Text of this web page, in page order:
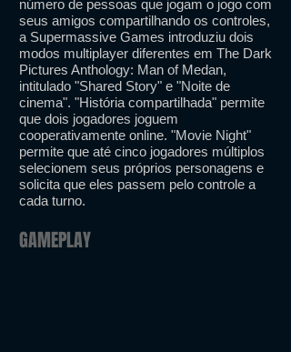
número de pessoas que jogam o jogo com
seus amigos compartilhando os controles,
a Supermassive Games introduziu dois
modos multiplayer diferentes em The Dark
Pictures Anthology: Man of Medan,
intitulado "Shared Story" e "Noite de
cinema". "História compartilhada" permite
que dois jogadores joguem
cooperativamente online. "Movie Night"
permite que até cinco jogadores múltiplos
selecionem seus próprios personagens e
solicita que eles passem pelo controle a
cada turno.
GAMEPLAY